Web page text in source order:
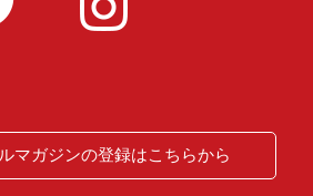
マガジンの登録はこちらから